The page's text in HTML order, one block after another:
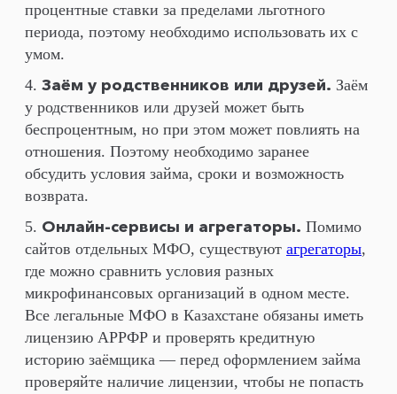
процентные ставки за пределами льготного
периода, поэтому необходимо использовать их с
умом.
Заём у родственников или друзей. Заём
у родственников или друзей может быть
беспроцентным, но при этом может повлиять на
отношения. Поэтому необходимо заранее
обсудить условия займа, сроки и возможность
возврата.
Онлайн-сервисы и агрегаторы. Помимо
сайтов отдельных МФО, существуют агрегаторы,
где можно сравнить условия разных
микрофинансовых организаций в одном месте.
Все легальные МФО в Казахстане обязаны иметь
лицензию АРРФР и проверять кредитную
историю заёмщика — перед оформлением займа
проверяйте наличие лицензии, чтобы не попасть